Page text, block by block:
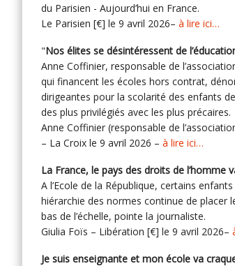
du Parisien - Aujourd’hui en France.
Le Parisien [€] le 9 avril 2026– à lire ici…
"Nos élites se désintéressent de
Anne Coffinier, responsable de
qui financent les écoles hors contrat,
dirigeantes pour la scolarité des enfants
des plus privilégiés avec les plus précaires.
Anne Coffinier (responsable de
– La Croix le 9 avril 2026 – à lire ici…
La France, le pays des droits de l’homme
A l’Ecole de la République, certains
hiérarchie des normes continue de placer
bas de l’échelle, pointe la journaliste.
Giulia Foïs – Libération [€] le 9 avril 2026–
Je suis enseignante et mon école va